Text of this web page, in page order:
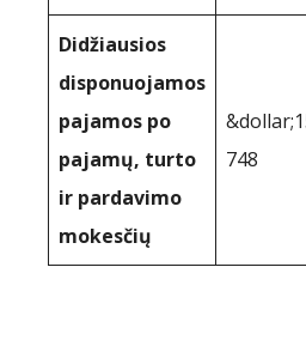
Didžiausios
disponuojamos
pajamos po
pajamų, turto
ir pardavimo
mokesčių
748